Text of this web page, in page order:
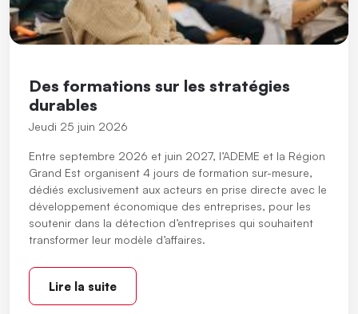
Des formations sur les stratégies
durables
Jeudi 25 juin 2026
Entre septembre 2026 et juin 2027, l’ADEME et la Région
Grand Est organisent 4 jours de formation sur-mesure,
dédiés exclusivement aux acteurs en prise directe avec le
développement économique des entreprises, pour les
soutenir dans la détection d’entreprises qui souhaitent
transformer leur modèle d’affaires.
Lire la suite